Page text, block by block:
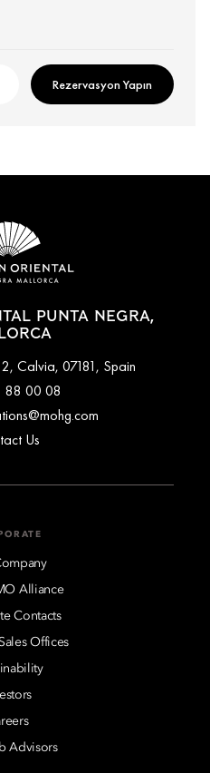
Rezervasyon Yapın
PUNTA NEGRA,
Calvia, 07181, Spain
88 00 08
Us
Alliance
Contacts
Offices
Advisors